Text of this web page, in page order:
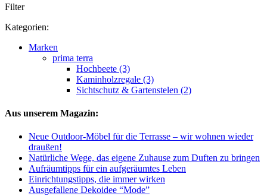
Filter
Kategorien:
Marken
prima terra
Hochbeete (3)
Kaminholzregale (3)
Sichtschutz & Gartenstelen (2)
Aus unserem Magazin:
Neue Outdoor-Möbel für die Terrasse – wir wohnen wieder
draußen!
Natürliche Wege, das eigene Zuhause zum Duften zu bringen
Aufräumtipps für ein aufgeräumtes Leben
Einrichtungstipps, die immer wirken
Ausgefallene Dekoidee “Mode”